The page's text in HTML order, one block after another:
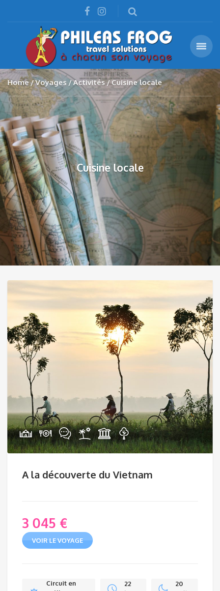
Home Voyages Activités Cuisine locale
Cuisine locale
A la découverte du Vietnam
3 045 €
VOIR LE VOYAGE
Circuit en
22
20